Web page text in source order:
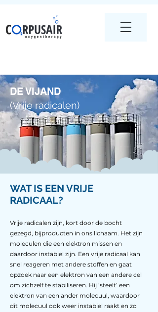
DE VIJAND
(Vrije radicalen)
WAT IS EEN VRIJE
RADICAAL?
Vrije radicalen zijn, kort door de bocht
gezegd, bijproducten in ons lichaam. Het zijn
moleculen die een elektron missen en
daardoor instabiel zijn. Een vrije radicaal kan
snel reageren met andere stoffen en gaat
opzoek naar een elektron van een andere cel
om zichzelf te stabiliseren. Hij ‘steelt’ een
elektron van een ander molecuul, waardoor
dit molecuul ook weer instabiel raakt en zo